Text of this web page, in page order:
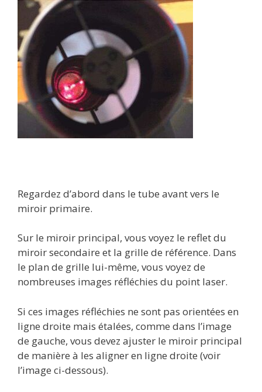
Regardez d’abord dans le tube avant vers le
miroir primaire.
Sur le miroir principal, vous voyez le reflet du
miroir secondaire et la grille de référence. Dans
le plan de grille lui-même, vous voyez de
nombreuses images réfléchies du point laser.
Si ces images réfléchies ne sont pas orientées en
ligne droite mais étalées, comme dans l’image
de gauche, vous devez ajuster le miroir principal
de manière à les aligner en ligne droite (voir
l’image ci-dessous).